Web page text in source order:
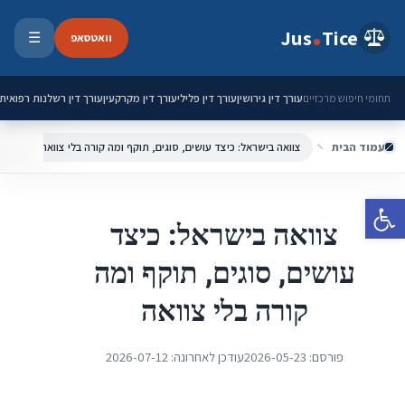
פתח סרגל נגישות
Jus Tice וואטסאפ ☰
תחומי חיפוש מרכזייםעורך דין גירושיןעורך דין פליליעורך דין מקרקעיןעורך דין רשלנות רפואית
עמוד הבית צוואה בישראל: כיצד עושים, סוגים, תוקף ומה קורה בלי צוואה
צוואה בישראל: כיצד
עושים, סוגים, תוקף ומה
קורה בלי צוואה
פורסם: 2026-05-23עודכן לאחרונה:2026-07-12